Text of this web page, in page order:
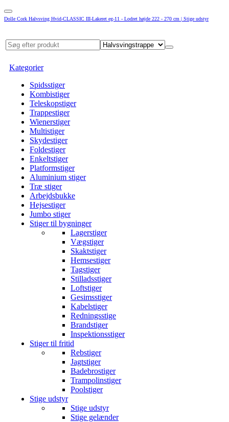
Dolle Cork Halvsving Hvid-CLASSIC III-Lakeret eg-11 - Lodret højde 222 - 270 cm | Stige udstyr
Kategorier
Spidsstiger
Kombistiger
Teleskopstiger
Trappestiger
Wienerstiger
Multistiger
Skydestiger
Foldestiger
Enkeltstiger
Platformstiger
Aluminium stiger
Træ stiger
Arbejdsbukke
Hejsestiger
Jumbo stiger
Stiger til bygninger
Lagerstiger
Vægstiger
Skaktstiger
Hemsestiger
Tagstiger
Stilladsstiger
Loftstiger
Gesimsstiger
Kabelstiger
Redningsstige
Brandstiger
Inspektionsstiger
Stiger til fritid
Rebstiger
Jagtstiger
Badebrostiger
Trampolinstiger
Poolstiger
Stige udstyr
Stige udstyr
Stige gelænder